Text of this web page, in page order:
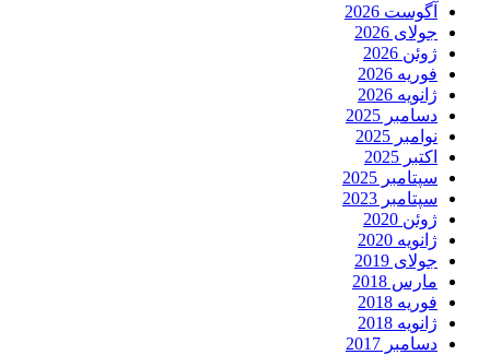
آگوست 2026
جولای 2026
ژوئن 2026
فوریه 2026
ژانویه 2026
دسامبر 2025
نوامبر 2025
اکتبر 2025
سپتامبر 2025
سپتامبر 2023
ژوئن 2020
ژانویه 2020
جولای 2019
مارس 2018
فوریه 2018
ژانویه 2018
دسامبر 2017